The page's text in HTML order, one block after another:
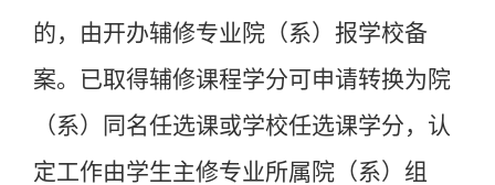
的，由开办辅修专业院（系）报学校备
案。已取得辅修课程学分可申请转换为院
（系）同名任选课或学校任选课学分，认
定工作由学生主修专业所属院（系）组